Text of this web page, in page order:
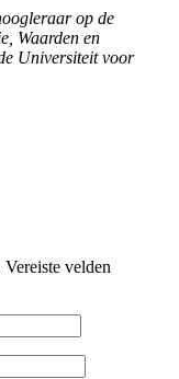
op de
Waarden en
Universiteit voor
Vereiste velden